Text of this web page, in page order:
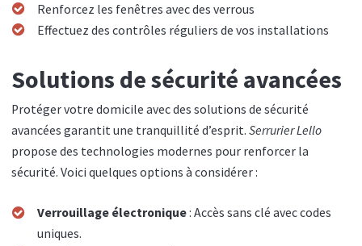
Renforcez les fenêtres avec des verrous
Effectuez des contrôles réguliers de vos installations
Solutions de sécurité avancées
Protéger votre domicile avec des solutions de sécurité
avancées garantit une tranquillité d’esprit. Serrurier Lello
propose des technologies modernes pour renforcer la
sécurité. Voici quelques options à considérer :
Verrouillage électronique: Accès sans clé avec codes
uniques.